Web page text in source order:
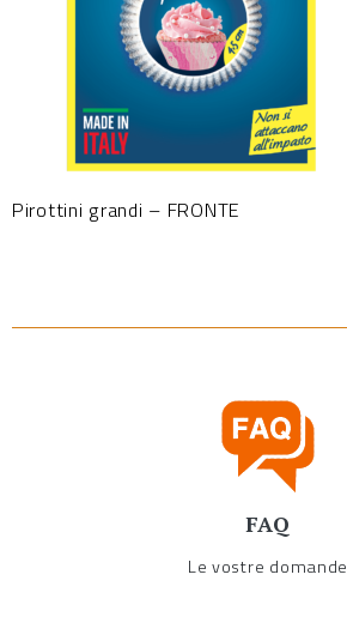
Pirottini grandi – FRONTE
FAQ
Le vostre domande